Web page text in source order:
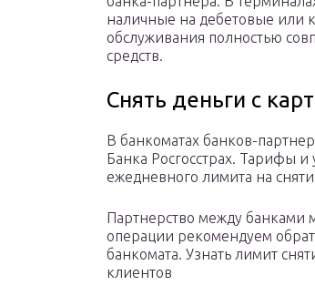
наличные на дебетовые или
обслуживания полностью
средств.
Снять деньги с
В банкоматах банков-
Банка Росгосстрах. Тарифы
ежедневного лимита на
Партнерство между банками
операции рекомендуем
банкомата. Узнать лимит
клиентов